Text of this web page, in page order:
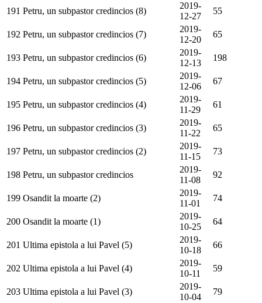
191 Petru, un subpastor credincios (8)
2019-
12-27
55
192 Petru, un subpastor credincios (7)
2019-
12-20
65
193 Petru, un subpastor credincios (6)
2019-
12-13
198
194 Petru, un subpastor credincios (5)
2019-
12-06
67
195 Petru, un subpastor credincios (4)
2019-
11-29
61
196 Petru, un subpastor credincios (3)
2019-
11-22
65
197 Petru, un subpastor credincios (2)
2019-
11-15
73
198 Petru, un subpastor credincios
2019-
11-08
92
199 Osandit la moarte (2)
2019-
11-01
74
200 Osandit la moarte (1)
2019-
10-25
64
201 Ultima epistola a lui Pavel (5)
2019-
10-18
66
202 Ultima epistola a lui Pavel (4)
2019-
10-11
59
203 Ultima epistola a lui Pavel (3)
2019-
10-04
79